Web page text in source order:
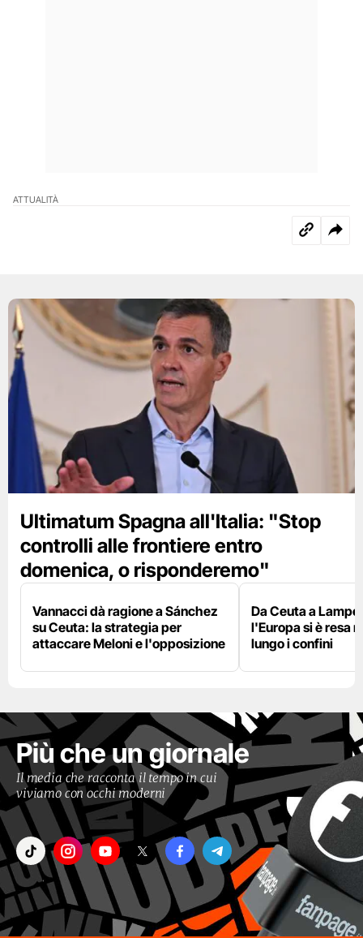
ATTUALITÀ
Ultimatum Spagna all'Italia: "Stop
controlli alle frontiere entro
domenica, o risponderemo"
Vannacci dà ragione a Sánchez
su Ceuta: la strategia per
attaccare Meloni e l'opposizione
Da Ceuta a
l'Europa si è resa
lungo i confini
Più che un giornale
Il media che racconta il tempo in cui
viviamo con occhi moderni